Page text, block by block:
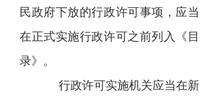
民政府下放的行政许可事项，应当
在正式实施行政许可之前列入《目
录》。
行政许可实施机关应当在新